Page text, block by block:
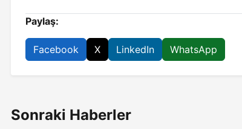
Paylaş:
Facebook X LinkedIn WhatsApp
Sonraki Haberler